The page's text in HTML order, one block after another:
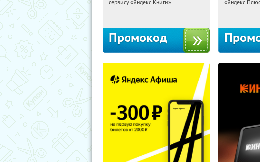
сервису «Яндекс Книги»
Промокод
«Яндекс